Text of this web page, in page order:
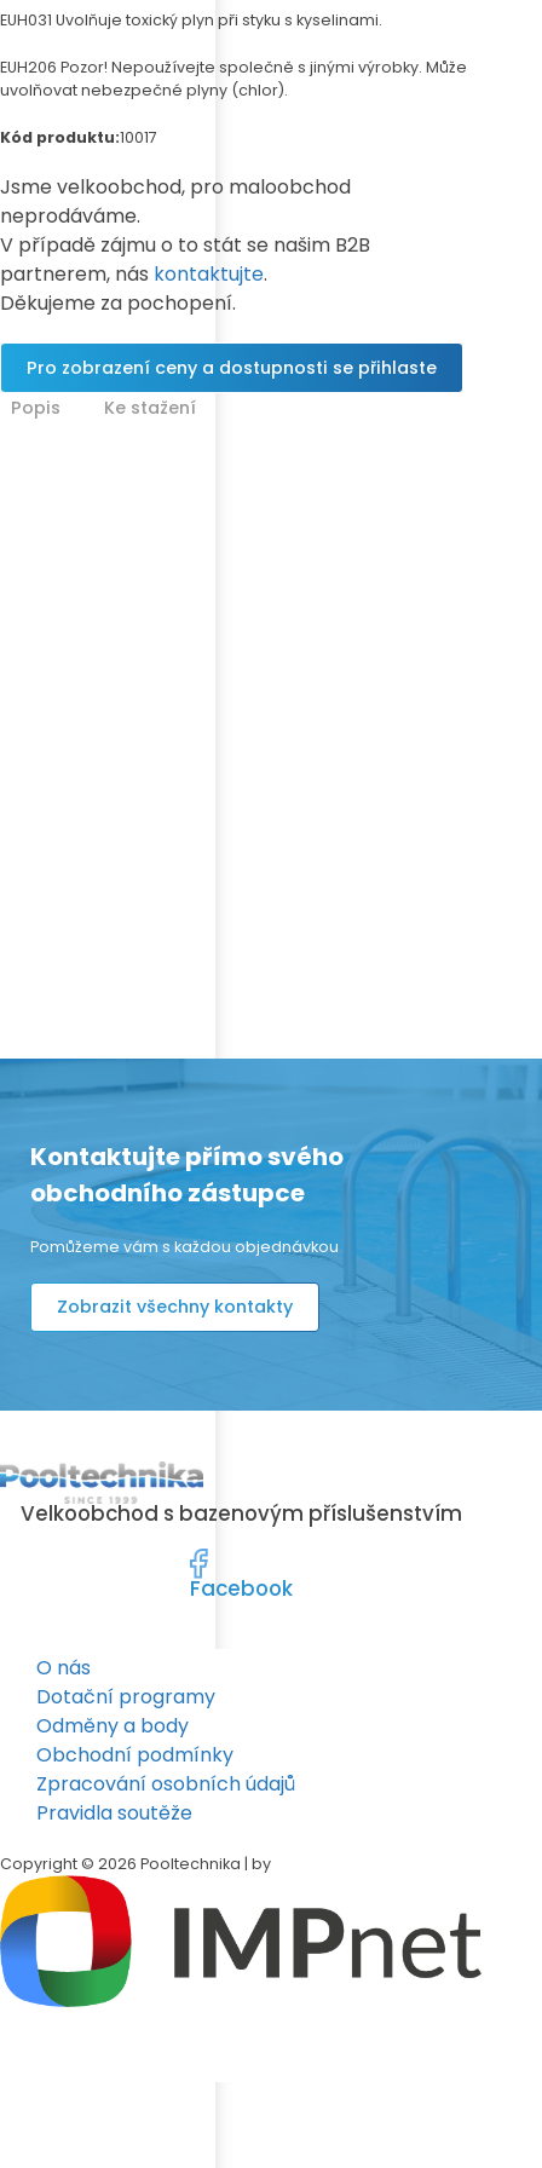
EUH031 Uvolňuje toxický plyn při styku s kyselinami.
EUH206 Pozor! Nepoužívejte společně s jinými výrobky. Může
uvolňovat nebezpečné plyny (chlor).
Kód produktu:10017
Jsme velkoobchod, pro maloobchod
neprodáváme.
V případě zájmu o to stát se našim B2B
partnerem, nás kontaktujte.
Děkujeme za pochopení.
Pro zobrazení ceny a dostupnosti se přihlaste
Popis
Ke stažení
Kontaktujte přímo svého
obchodního zástupce
Pomůžeme vám s každou objednávkou
Zobrazit všechny kontakty
Velkoobchod s bazenovým příslušenstvím
Facebook
O nás
Dotační programy
Odměny a body
Obchodní podmínky
Zpracování osobních údajů
Pravidla soutěže
Copyright © 2026 Pooltechnika | by